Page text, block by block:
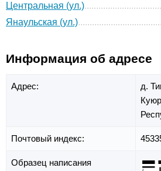
Центральная (ул.)
Янаульская (ул.)
Информация об адресе
Адрес:
д.
Почтовый индекс:
Образец написания